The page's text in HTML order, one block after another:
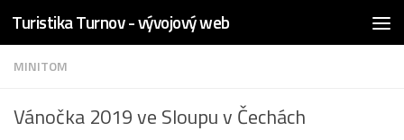
Skip to content
Turistika Turnov - vývojový web
MINITOM
Vánočka 2019 ve Sloupu v Čechách